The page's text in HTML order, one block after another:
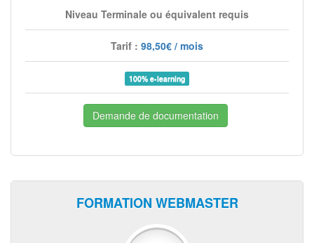
Niveau Terminale ou équivalent requis
Tarif : 98,50€ / mois
100% e-learning
Demande de documentation
FORMATION WEBMASTER